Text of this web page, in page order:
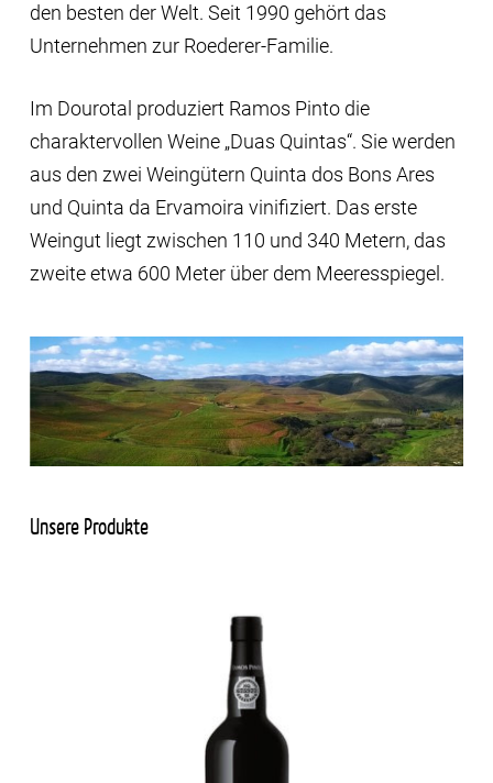
den besten der Welt. Seit 1990 gehört das
Unternehmen zur Roederer-Familie.
Im Dourotal produziert Ramos Pinto die
charaktervollen Weine „Duas Quintas“. Sie werden
aus den zwei Weingütern Quinta dos Bons Ares
und Quinta da Ervamoira vinifiziert. Das erste
Weingut liegt zwischen 110 und 340 Metern, das
zweite etwa 600 Meter über dem Meeresspiegel.
Unsere Produkte